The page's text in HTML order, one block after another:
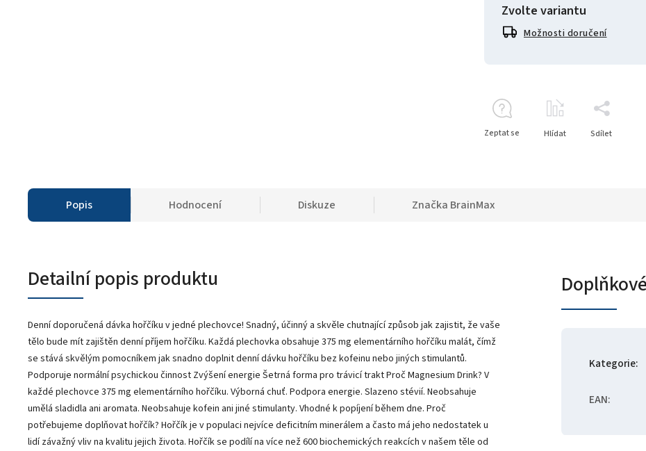
Zvolte variantu
Možnosti doručení
Zeptat se Hlídat Sdílet
Popis Hodnocení Diskuze Značka BrainMax
Detailní popis produktu
Denní doporučená dávka hořčíku v jedné plechovce! Snadný, účinný a skvěle chutnající způsob jak zajistit, že vaše
tělo bude mít zajištěn denní příjem hořčíku. Každá plechovka obsahuje 375 mg elementárního hořčíku malát, čímž
se stává skvělým pomocníkem jak snadno doplnit denní dávku hořčíku bez kofeinu nebo jiných stimulantů.
Podporuje normální psychickou činnost Zvýšení energie Šetrná forma pro trávicí trakt Proč Magnesium Drink? V
každé plechovce 375 mg elementárního hořčíku. Výborná chuť. Podpora energie. Slazeno stévií. Neobsahuje
umělá sladidla ani aromata. Neobsahuje kofein ani jiné stimulanty. Vhodné k popíjení během dne. Proč
potřebujeme doplňovat hořčík? Hořčík je v populaci nejvíce deficitním minerálem a často má jeho nedostatek u
lidí závažný vliv na kvalitu jejich života. Hořčík se podílí na více než 600 biochemických reakcích v našem těle od
Kategorie:
EAN: